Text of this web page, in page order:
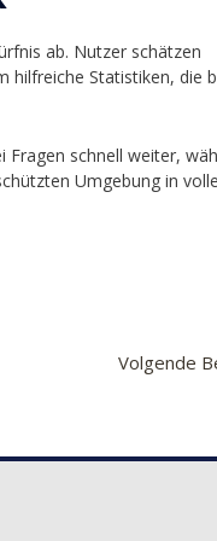
ab. Nutzer schätzen
hilfreiche Statistiken, die
schnell weiter,
Umgebung in
Volgende